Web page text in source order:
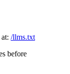
/llms.txt
before